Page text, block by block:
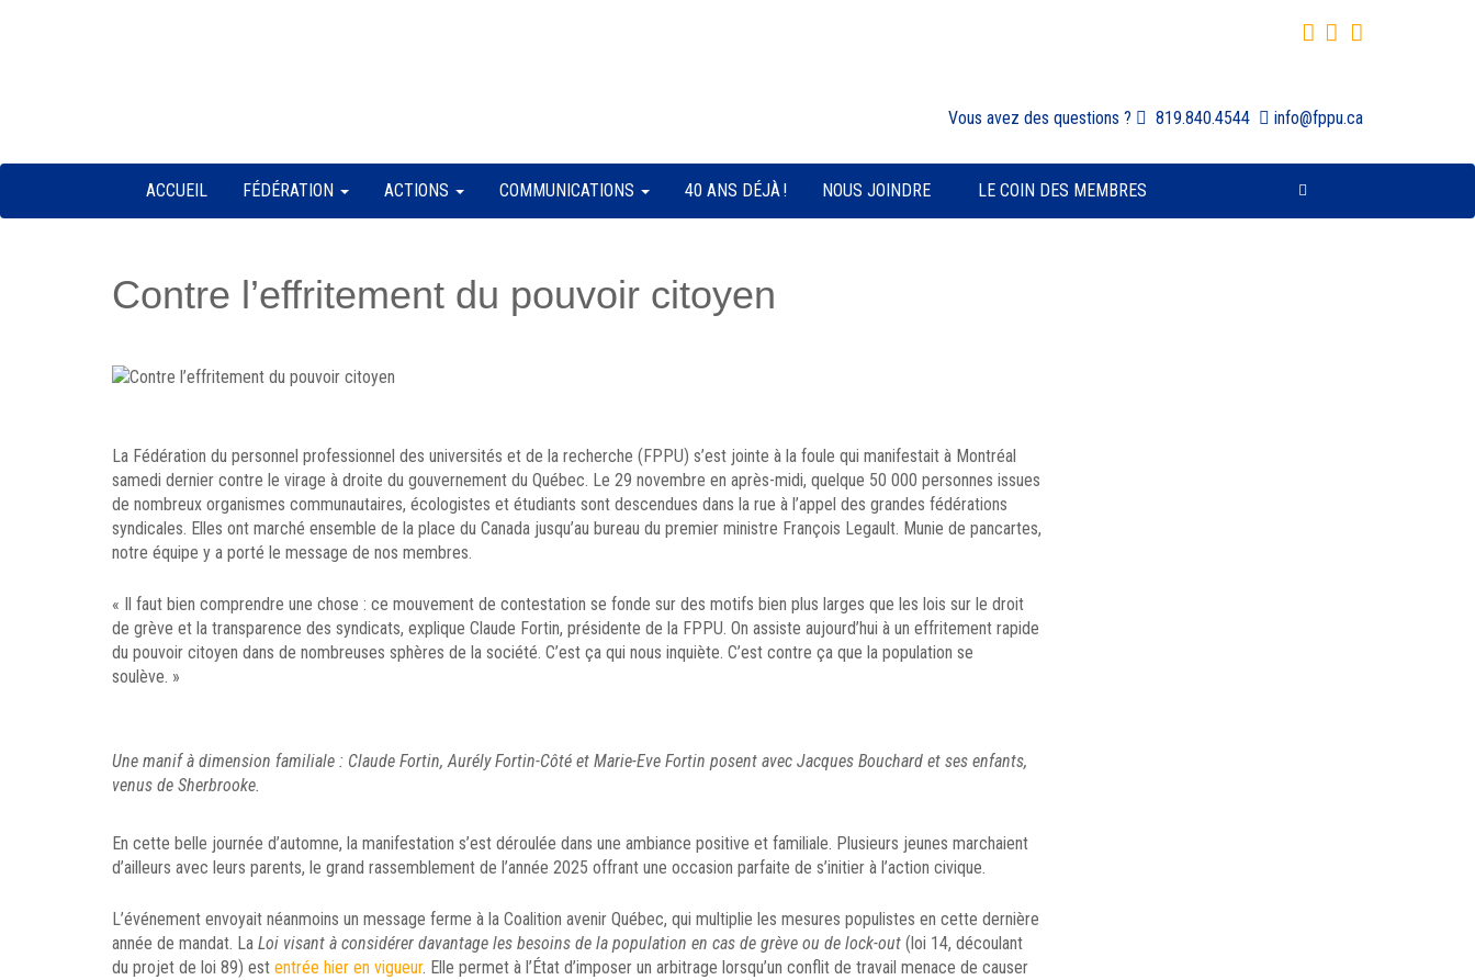
Vous avez des questions ? 819.840.4544 info@fppu.ca
ACCUEIL FÉDÉRATION ACTIONS COMMUNICATIONS 40 ANS DÉJÀ ! NOUS JOINDRE LE COIN DES MEMBRES
Contre l’effritement du pouvoir citoyen
La Fédération du personnel professionnel des universités et de la recherche (FPPU) s’est jointe à la foule qui manifestait à Montréal
samedi dernier contre le virage à droite du gouvernement du Québec. Le 29 novembre en après-midi, quelque 50 000 personnes issues
de nombreux organismes communautaires, écologistes et étudiants sont descendues dans la rue à l’appel des grandes fédérations
syndicales. Elles ont marché ensemble de la place du Canada jusqu’au bureau du premier ministre François Legault. Munie de pancartes,
notre équipe y a porté le message de nos membres.
« Il faut bien comprendre une chose : ce mouvement de contestation se fonde sur des motifs bien plus larges que les lois sur le droit
de grève et la transparence des syndicats, explique Claude Fortin, présidente de la FPPU. On assiste aujourd’hui à un effritement rapide
du pouvoir citoyen dans de nombreuses sphères de la société. C’est ça qui nous inquiète. C’est contre ça que la population se
soulève. »
Une manif à dimension familiale : Claude Fortin, Aurély Fortin-Côté et Marie-Eve Fortin posent avec Jacques Bouchard et ses enfants,
venus de Sherbrooke.
En cette belle journée d’automne, la manifestation s’est déroulée dans une ambiance positive et familiale. Plusieurs jeunes marchaient
d’ailleurs avec leurs parents, le grand rassemblement de l’année 2025 offrant une occasion parfaite de s’initier à l’action civique.
L’événement envoyait néanmoins un message ferme à la Coalition avenir Québec, qui multiplie les mesures populistes en cette dernière
année de mandat. La Loi visant à considérer davantage les besoins de la population en cas de grève ou de lock-out (loi 14, découlant
du projet de loi 89) est entrée hier en vigueur. Elle permet à l’État d’imposer un arbitrage lorsqu’un conflit de travail menace de causer